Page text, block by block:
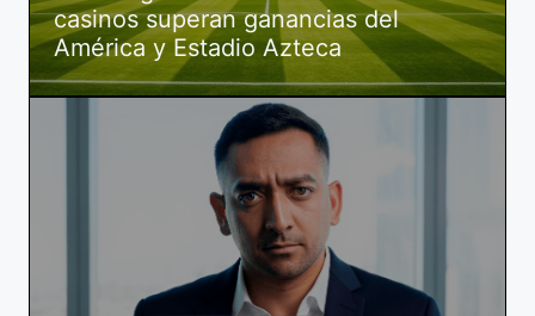
casinos superan ganancias del
América y Estadio Azteca